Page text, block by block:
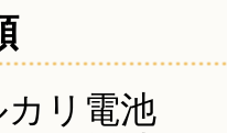
カリ電池